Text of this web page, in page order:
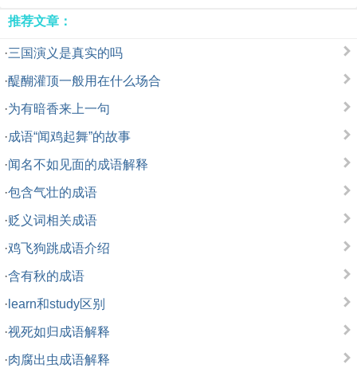
推荐文章：
·三国演义是真实的吗
·醍醐灌顶一般用在什么场合
·为有暗香来上一句
·成语“闻鸡起舞”的故事
·闻名不如见面的成语解释
·包含气壮的成语
·贬义词相关成语
·鸡飞狗跳成语介绍
·含有秋的成语
· learn和study区别
·视死如归成语解释
·肉腐出虫成语解释